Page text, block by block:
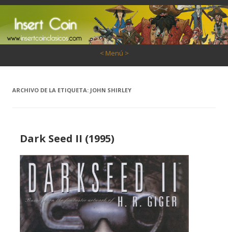
< Menú >
ARCHIVO DE LA ETIQUETA: JOHN SHIRLEY
Dark Seed II (1995)